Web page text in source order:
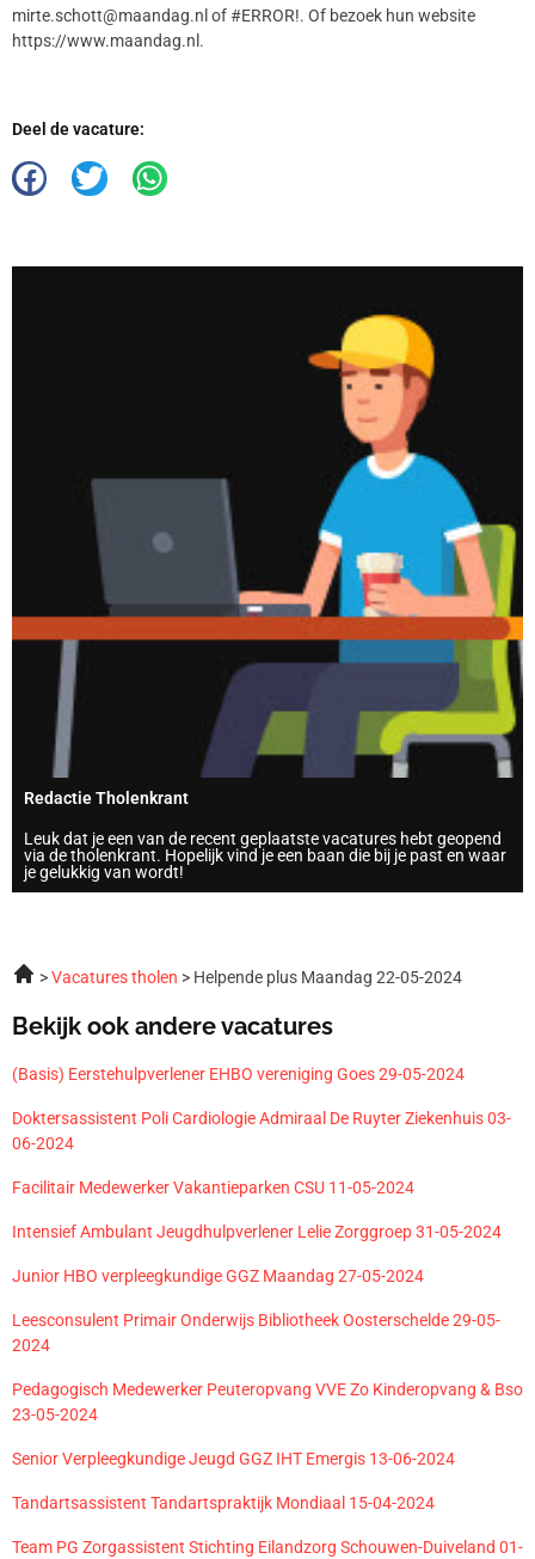
mirte.schott@maandag.nl of #ERROR!. Of bezoek hun website
https://www.maandag.nl.
Deel de vacature:
Redactie Tholenkrant
Leuk dat je een van de recent geplaatste vacatures hebt geopend
via de tholenkrant. Hopelijk vind je een baan die bij je past en waar
je gelukkig van wordt!
Vacatures tholen Helpende plus Maandag 22-05-2024
Bekijk ook andere vacatures
(Basis) Eerstehulpverlener EHBO vereniging Goes 29-05-2024
Doktersassistent Poli Cardiologie Admiraal De Ruyter Ziekenhuis 03-
06-2024
Facilitair Medewerker Vakantieparken CSU 11-05-2024
Intensief Ambulant Jeugdhulpverlener Lelie Zorggroep 31-05-2024
Junior HBO verpleegkundige GGZ Maandag 27-05-2024
Leesconsulent Primair Onderwijs Bibliotheek Oosterschelde 29-05-
2024
Pedagogisch Medewerker Peuteropvang VVE Zo Kinderopvang & Bso
23-05-2024
Senior Verpleegkundige Jeugd GGZ IHT Emergis 13-06-2024
Tandartsassistent Tandartspraktijk Mondiaal 15-04-2024
Team PG Zorgassistent Stichting Eilandzorg Schouwen-Duiveland 01-